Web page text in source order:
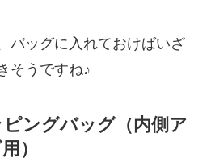
バッグに入れておけばいざ
そうですね♪
ングバッグ（内側ア
）